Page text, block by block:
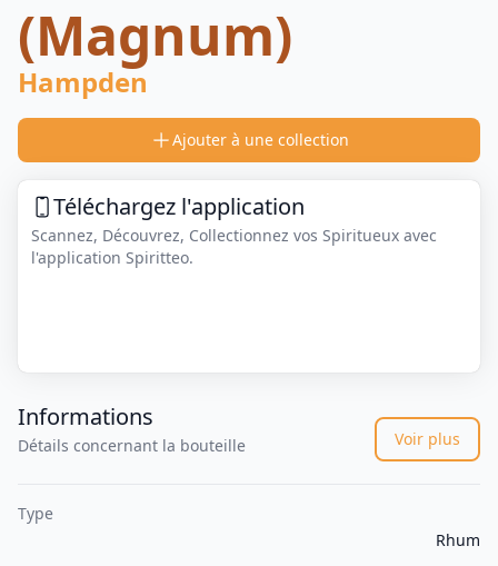
(Magnum)
Hampden
Ajouter à une collection
Téléchargez l'application
Scannez, Découvrez, Collectionnez vos Spiritueux avec
l'application Spiritteo.
Informations
Détails concernant la bouteille Voir plus
Type
Rhum